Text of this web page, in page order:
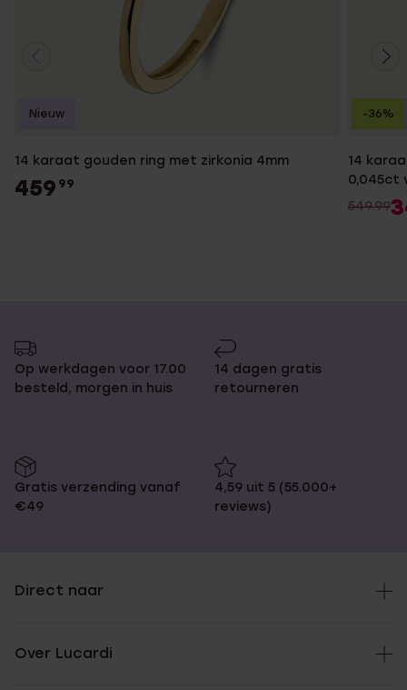
14 karaat gouden ring met zirkonia 4mm
459 99
Nieuw
14
0,045ct
549.99
-36%
Op werkdagen voor 17.00
besteld, morgen in huis
14 dagen gratis
retourneren
Gratis verzending vanaf
€49
4,59 uit 5 (55.000+
reviews)
Direct naar
Over Lucardi